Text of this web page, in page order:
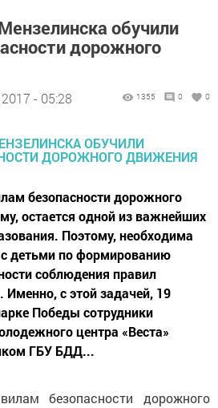
обучили
дорожного
- 05:28 1355 0 0
безопасности дорожного
остается одной из важнейших
Поэтому, необходима
детьми по формированию
соблюдения правил
с этой задачей, 19
Победы сотрудники
центра «Веста»
ГБУ БДД...
безопасности дорожного